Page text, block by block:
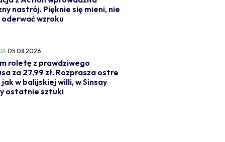
nastrój. Pięknie się mieni, nie
oderwać wzroku
05.08.2026
roletę z prawdziwego
za 27,99 zł. Rozprasza ostre
jak w balijskiej willi, w Sinsay
ostatnie sztuki